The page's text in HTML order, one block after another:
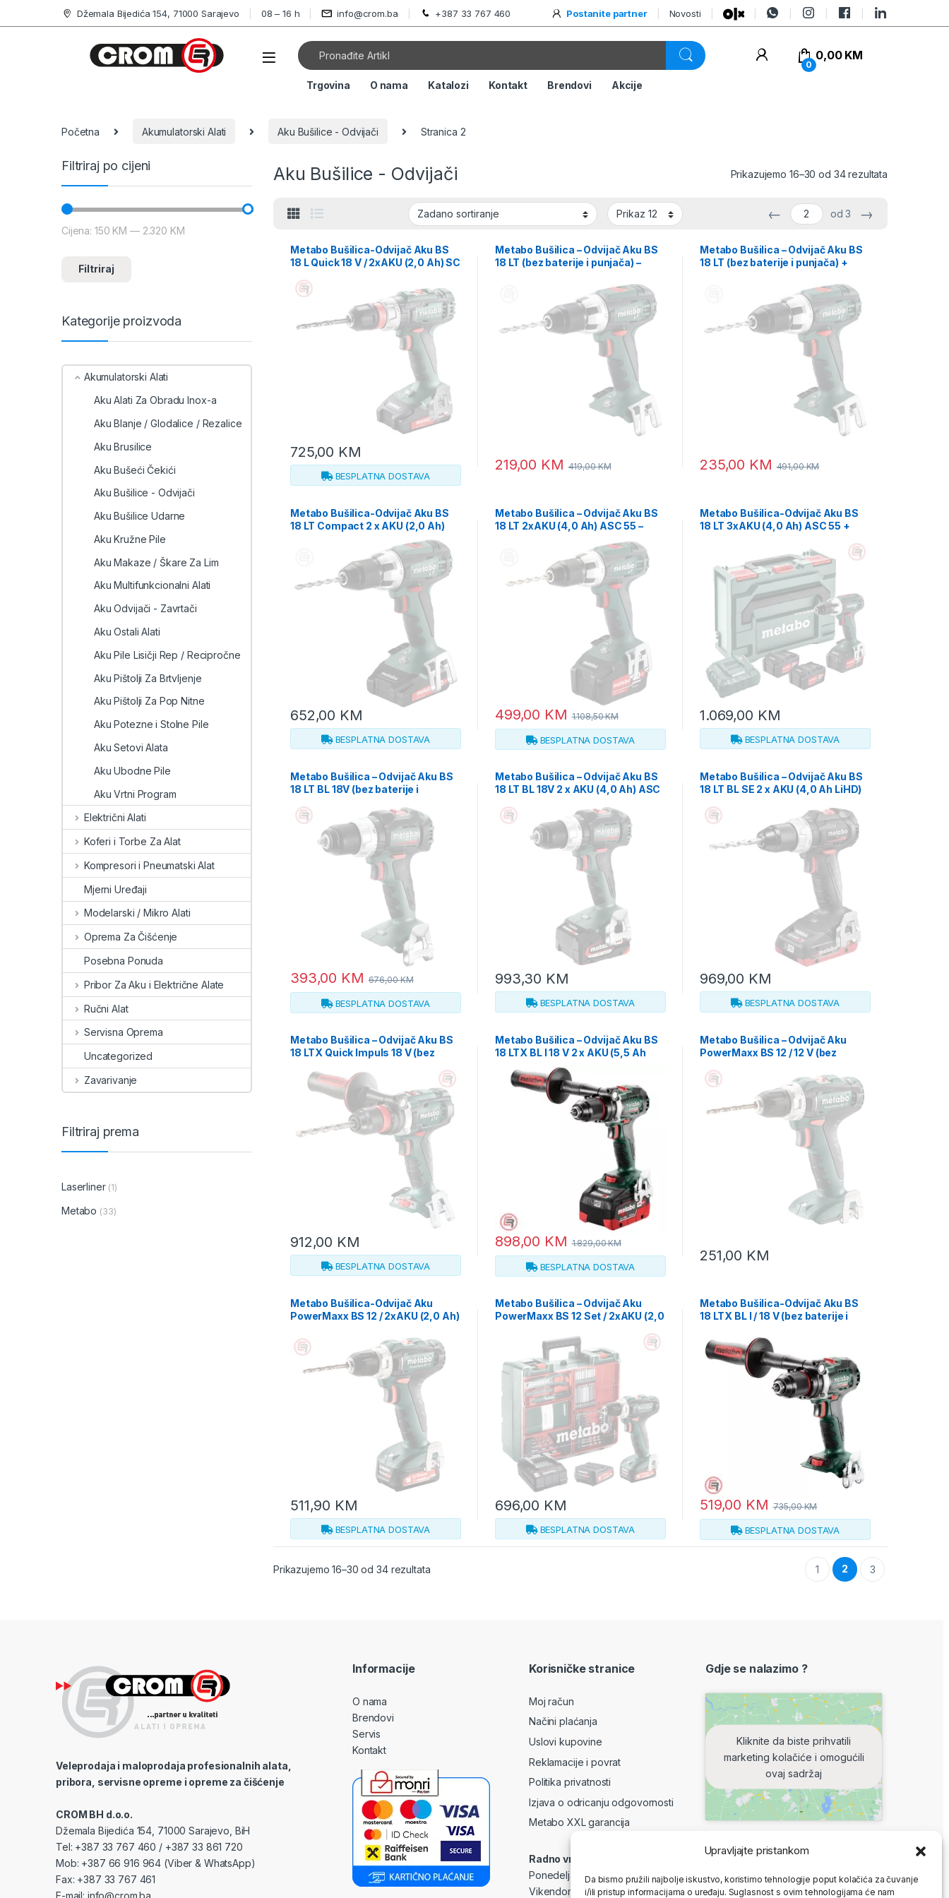
Upravljajte pristankom
Da bismo pružili najbolje iskustvo, koristimo tehnologije poput kolačića za čuvanje
i/ili pristup informacijama o uređaju. Suglasnost s ovim tehnologijama će nam
Džemala Bijedića 154, 71000 Sarajevo 08 – 16 h info@crom.ba +387 33 767 460 Postanite partner Novosti
0
0,00 KM
Trgovina O nama Katalozi Kontakt Brendovi Akcije
Početna Akumulatorski Alati Aku Bušilice - Odvijači Stranica 2
Aku Bušilice - Odvijači Prikazujemo 16–30 od 34 rezultata
← od 3 →
Metabo Bušilica-Odvijač Aku BS
18 L Quick 18 V / 2xAKU (2,0 Ah) SC
725,00 KM
BESPLATNA DOSTAVA
Metabo Bušilica – Odvijač Aku BS
18 LT (bez baterije i punjača) –
219,00 KM 419,00KM
Metabo Bušilica – Odvijač Aku BS
18 LT (bez baterije i punjača) +
235,00 KM 491,00KM
Metabo Bušilica-Odvijač Aku BS
18 LT Compact 2 x AKU (2,0 Ah)
652,00 KM
BESPLATNA DOSTAVA
Metabo Bušilica – Odvijač Aku BS
18 LT 2xAKU (4,0 Ah) ASC 55 –
499,00 KM 1.108,50KM
BESPLATNA DOSTAVA
Metabo Bušilica-Odvijač Aku BS
18 LT 3xAKU (4,0 Ah) ASC 55 +
1.069,00 KM
BESPLATNA DOSTAVA
Metabo Bušilica – Odvijač Aku BS
18 LT BL 18V (bez baterije i
393,00 KM 676,00KM
BESPLATNA DOSTAVA
Metabo Bušilica – Odvijač Aku BS
18 LT BL 18V 2 x AKU (4,0 Ah) ASC
993,30 KM
BESPLATNA DOSTAVA
Metabo Bušilica – Odvijač Aku BS
18 LT BL SE 2 x AKU (4,0 Ah LiHD)
969,00 KM
BESPLATNA DOSTAVA
Metabo Bušilica – Odvijač Aku BS
18 LTX Quick Impuls 18 V (bez
L – 602193840
912,00 KM
BESPLATNA DOSTAVA
Metabo Bušilica – Odvijač Aku BS
18 LTX BL I 18 V 2 x AKU (5,5 Ah
LiHD) ASC 145 + metaBOX 145 L –
602358660
898,00 KM 1.829,00KM
BESPLATNA DOSTAVA
Metabo Bušilica – Odvijač Aku
PowerMaxx BS 12 / 12 V (bez
251,00 KM
Metabo Bušilica-Odvijač Aku
PowerMaxx BS 12 / 2xAKU (2,0 Ah)
511,90 KM
BESPLATNA DOSTAVA
Metabo Bušilica – Odvijač Aku
PowerMaxx BS 12 Set / 2xAKU (2,0
601036870
696,00 KM
BESPLATNA DOSTAVA
Metabo Bušilica-Odvijač Aku BS
18 LTX BL I / 18 V (bez baterije i
519,00 KM 735,00KM
BESPLATNA DOSTAVA
Prikazujemo 16–30 od 34 rezultata 1 2 3
Filtriraj po cijeni
Filtriraj
Cijena: 150 KM — 2.320 KM
Kategorije proizvoda
Akumulatorski Alati
Aku Alati Za Obradu Inox-a
Aku Blanje / Glodalice / Rezalice
Aku Brusilice
Aku Bušeći Čekići
Aku Bušilice - Odvijači
Aku Bušilice Udarne
Aku Kružne Pile
Aku Makaze / Škare Za Lim
Aku Multifunkcionalni Alati
Aku Odvijači - Zavrtači
Aku Ostali Alati
Aku Pile Lisičji Rep / Recipročne
Aku Pištolji Za Brtvljenje
Aku Pištolji Za Pop Nitne
Aku Potezne i Stolne Pile
Aku Setovi Alata
Aku Ubodne Pile
Aku Vrtni Program
Električni Alati
Koferi i Torbe Za Alat
Kompresori i Pneumatski Alat
Mjerni Uređaji
Modelarski / Mikro Alati
Oprema Za Čišćenje
Posebna Ponuda
Pribor Za Aku i Električne Alate
Ručni Alat
Servisna Oprema
Uncategorized
Zavarivanje
Filtriraj prema
Laserliner (1)
Metabo (33)
Veleprodaja i maloprodaja profesionalnih alata,
pribora, servisne opreme i opreme za čišćenje
CROM BH d.o.o.
Džemala Bijedića 154, 71000 Sarajevo, BiH
Tel: +387 33 767 460 / +387 33 861 720
Mob: +387 66 916 964 (Viber & WhatsApp)
Fax: +387 33 767 461
E-mail: info@crom.ba
Informacije
O nama
Brendovi
Servis
Kontakt
Korisničke stranice
Moj račun
Načini plaćanja
Uslovi kupovine
Reklamacije i povrat
Politika privatnosti
Izjava o odricanju odgovornosti
Metabo XXL garancija
Radno vrijeme
Ponedeljak – Petak: 08-16 h
Vikendom i praznicima: ne radimo
Gdje se nalazimo ?
Kliknite da biste prihvatili
marketing kolačiće i omogućili
ovaj sadržaj